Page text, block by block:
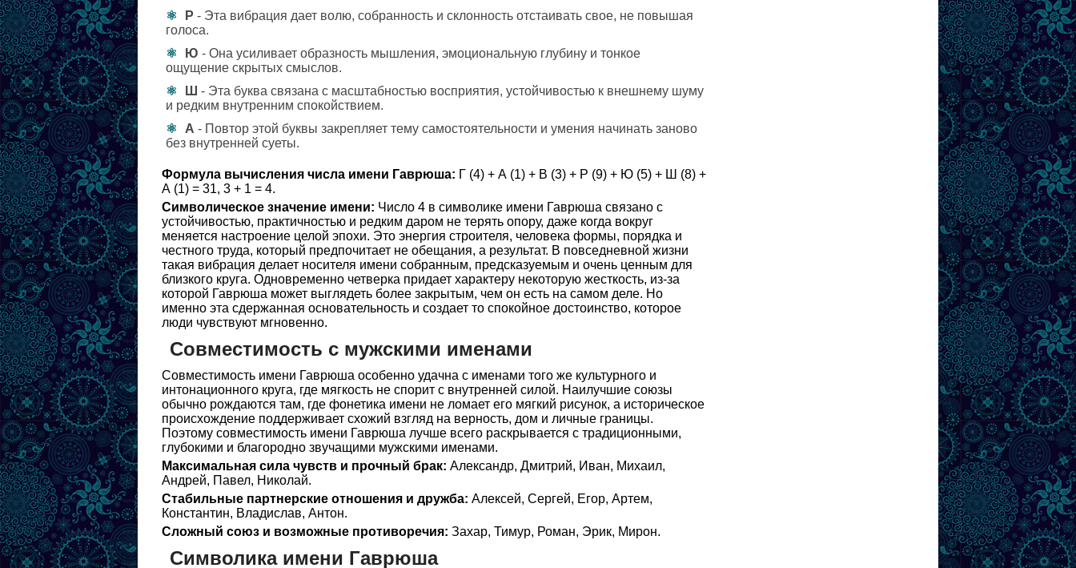
Р - Эта вибрация дает волю, собранность и склонность отстаивать свое, не повышая
голоса.
Ю - Она усиливает образность мышления, эмоциональную глубину и тонкое
ощущение скрытых смыслов.
Ш - Эта буква связана с масштабностью восприятия, устойчивостью к внешнему шуму
и редким внутренним спокойствием.
А - Повтор этой буквы закрепляет тему самостоятельности и умения начинать заново
без внутренней суеты.
Формула вычисления числа имени Гаврюша: Г (4) + А (1) + В (3) + Р (9) + Ю (5) + Ш (8) +
А (1) = 31, 3 + 1 = 4.
Символическое значение имени: Число 4 в символике имени Гаврюша связано с
устойчивостью, практичностью и редким даром не терять опору, даже когда вокруг
меняется настроение целой эпохи. Это энергия строителя, человека формы, порядка и
честного труда, который предпочитает не обещания, а результат. В повседневной жизни
такая вибрация делает носителя имени собранным, предсказуемым и очень ценным для
близкого круга. Одновременно четверка придает характеру некоторую жесткость, из-за
которой Гаврюша может выглядеть более закрытым, чем он есть на самом деле. Но
именно эта сдержанная основательность и создает то спокойное достоинство, которое
люди чувствуют мгновенно.
Совместимость с мужскими именами
Совместимость имени Гаврюша особенно удачна с именами того же культурного и
интонационного круга, где мягкость не спорит с внутренней силой. Наилучшие союзы
обычно рождаются там, где фонетика имени не ломает его мягкий рисунок, а историческое
происхождение поддерживает схожий взгляд на верность, дом и личные границы.
Поэтому совместимость имени Гаврюша лучше всего раскрывается с традиционными,
глубокими и благородно звучащими мужскими именами.
Максимальная сила чувств и прочный брак: Александр, Дмитрий, Иван, Михаил,
Андрей, Павел, Николай.
Стабильные партнерские отношения и дружба: Алексей, Сергей, Егор, Артем,
Константин, Владислав, Антон.
Сложный союз и возможные противоречия: Захар, Тимур, Роман, Эрик, Мирон.
Символика имени Гаврюша